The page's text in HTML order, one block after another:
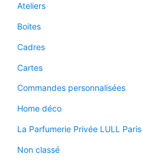
Ateliers
Boites
Cadres
Cartes
Commandes personnalisées
Home déco
La Parfumerie Privée LULL Paris
Non classé